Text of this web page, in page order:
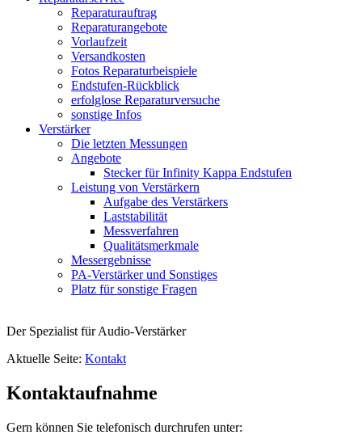
Reparaturauftrag
Reparaturangebote
Vorlaufzeit
Versandkosten
Fotos Reparaturbeispiele
Endstufen-Rückblick
erfolglose Reparaturversuche
sonstige Infos
Verstärker
Die letzten Messungen
Angebote
Stecker für Infinity Kappa Endstufen
Leistung von Verstärkern
Aufgabe des Verstärkers
Laststabilität
Messverfahren
Qualitätsmerkmale
Messergebnisse
PA-Verstärker und Sonstiges
Platz für sonstige Fragen
Der Spezialist für Audio-Verstärker
Aktuelle Seite: Kontakt
Kontaktaufnahme
Gern können Sie telefonisch durchrufen unter: